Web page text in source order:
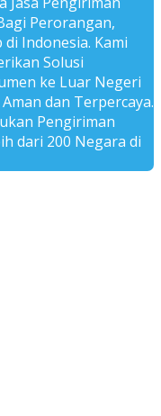
Perorangan,
Indonesia. Kami
Solusi
ke Luar Negeri
dan Terpercaya.
Pengiriman
dari 200 Negara di